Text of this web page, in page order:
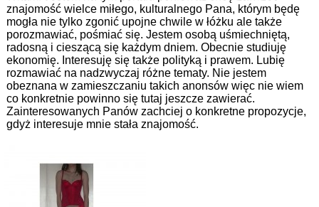
znajomość wielce miłego, kulturalnego Pana, którym będę
mogła nie tylko zgonić upojne chwile w łóżku ale także
porozmawiać, pośmiać się. Jestem osobą uśmiechniętą,
radosną i cieszącą się każdym dniem. Obecnie studiuję
ekonomię. Interesuję się także polityką i prawem. Lubię
rozmawiać na nadzwyczaj różne tematy. Nie jestem
obeznana w zamieszczaniu takich anonsów więc nie wiem
co konkretnie powinno się tutaj jeszcze zawierać.
Zainteresowanych Panów zachciej o konkretne propozycje,
gdyż interesuje mnie stała znajomość.